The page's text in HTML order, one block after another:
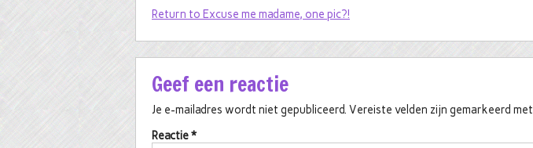
Return to Excuse me madame, one pic?!
Geef een reactie
Je e-mailadres wordt niet gepubliceerd. Vereiste velden zijn gemarkeerd met
Reactie*